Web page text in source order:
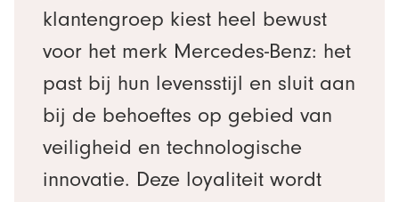
klantengroep kiest heel bewust
voor het merk Mercedes-Benz: het
past bij hun levensstijl en sluit aan
bij de behoeftes op gebied van
veiligheid en technologische
innovatie. Deze loyaliteit wordt